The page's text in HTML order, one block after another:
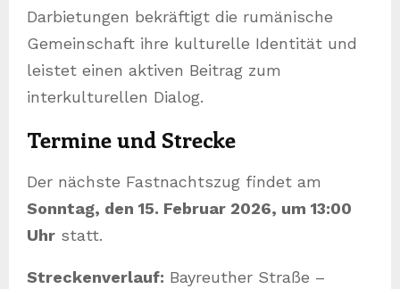
Darbietungen bekräftigt die rumänische
Gemeinschaft ihre kulturelle Identität und
leistet einen aktiven Beitrag zum
interkulturellen Dialog.
Termine und Strecke
Der nächste Fastnachtszug findet am
Sonntag, den 15. Februar 2026, um 13:00
Uhr statt.
Streckenverlauf: Bayreuther Straße –